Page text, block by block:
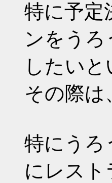
特に予定
ンをうろ
したい
その際は
特にうろ
にレスト